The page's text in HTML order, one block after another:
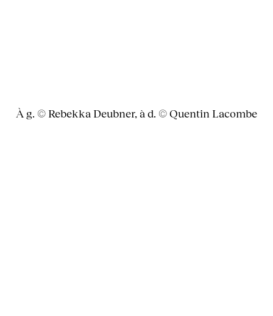
À g. © Rebekka Deubner, à d. © Quentin Lacombe